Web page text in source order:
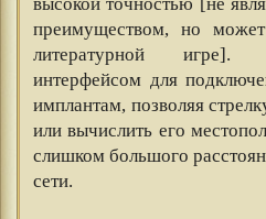
преимуществом, но
литературной игре].
интерфейсом для
имплантам, позволяя
или вычислить его
слишком большого
сети.